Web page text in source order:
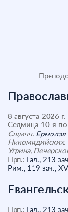
8 августа 2026
Седмица 10-я по
Сщмчч. Ермолая
Угрина,
Прп.: Гал., 213
Рим., 119 зач.,
Прп.: Гал., 213